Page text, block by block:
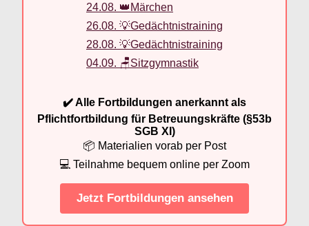
24.08. 👑Märchen
26.08. 💡Gedächtnistraining
28.08. 💡Gedächtnistraining
04.09. 🪑Sitzgymnastik
✔️ Alle Fortbildungen anerkannt als
Pflichtfortbildung für Betreuungskräfte (§53b
SGB XI)
📦 Materialien vorab per Post
💻 Teilnahme bequem online per Zoom
Jetzt Fortbildungen ansehen